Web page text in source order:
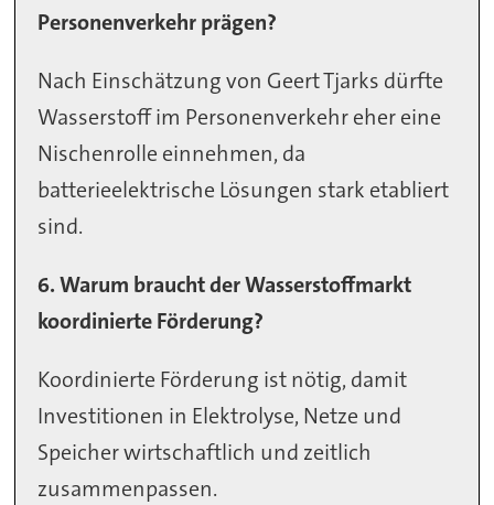
Personenverkehr prägen?
Nach Einschätzung von Geert Tjarks dürfte
Wasserstoff im Personenverkehr eher eine
Nischenrolle einnehmen, da
batterieelektrische Lösungen stark etabliert
sind.
6. Warum braucht der Wasserstoffmarkt
koordinierte Förderung?
Koordinierte Förderung ist nötig, damit
Investitionen in Elektrolyse, Netze und
Speicher wirtschaftlich und zeitlich
zusammenpassen.